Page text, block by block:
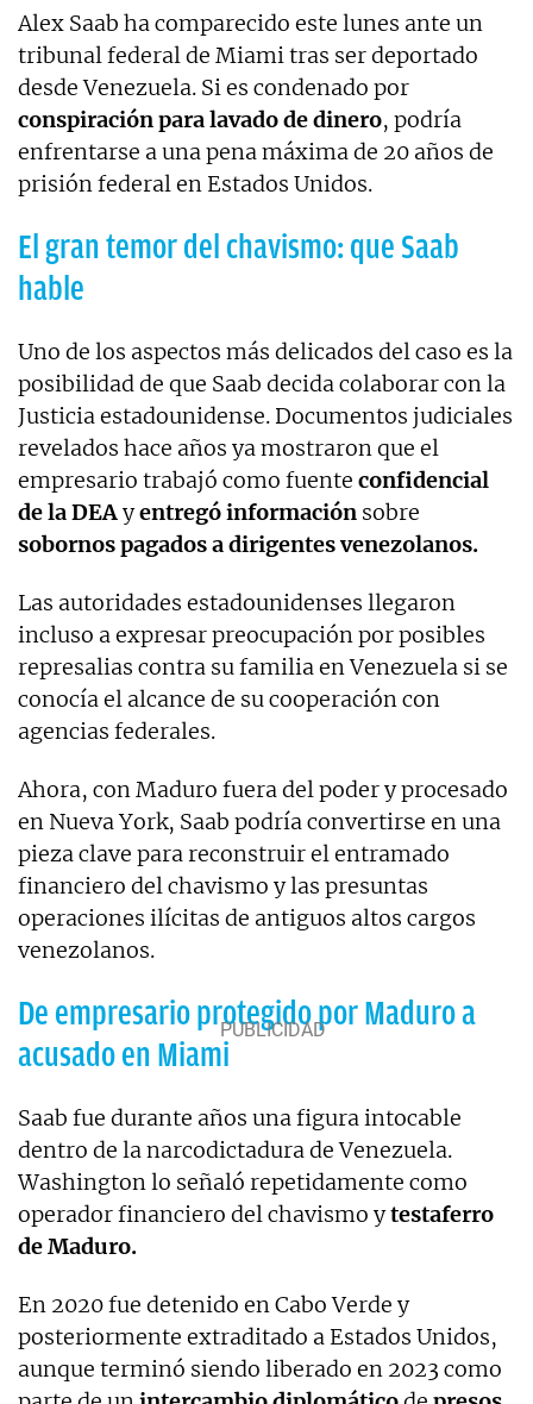
Alex Saab ha comparecido este lunes ante un
tribunal federal de Miami tras ser deportado
desde Venezuela. Si es condenado por
conspiración para lavado de dinero, podría
enfrentarse a una pena máxima de 20 años de
prisión federal en Estados Unidos.
El gran temor del chavismo: que Saab
hable
Uno de los aspectos más delicados del caso es la
posibilidad de que Saab decida colaborar con la
Justicia estadounidense. Documentos judiciales
revelados hace años ya mostraron que el
empresario trabajó como fuente confidencial
de la DEAyentregó información sobre
sobornos pagados a dirigentes venezolanos.
Las autoridades estadounidenses llegaron
incluso a expresar preocupación por posibles
represalias contra su familia en Venezuela si se
conocía el alcance de su cooperación con
agencias federales.
Ahora, con Maduro fuera del poder y procesado
en Nueva York, Saab podría convertirse en una
pieza clave para reconstruir el entramado
financiero del chavismo y las presuntas
operaciones ilícitas de antiguos altos cargos
venezolanos.
De empresario protegido por Maduro a
acusado en Miami
Saab fue durante años una figura intocable
dentro de la narcodictadura de Venezuela.
Washington lo señaló repetidamente como
operador financiero del chavismo ytestaferro
de Maduro.
En 2020 fue detenido en Cabo Verde y
posteriormente extraditado a Estados Unidos,
aunque terminó siendo liberado en 2023 como